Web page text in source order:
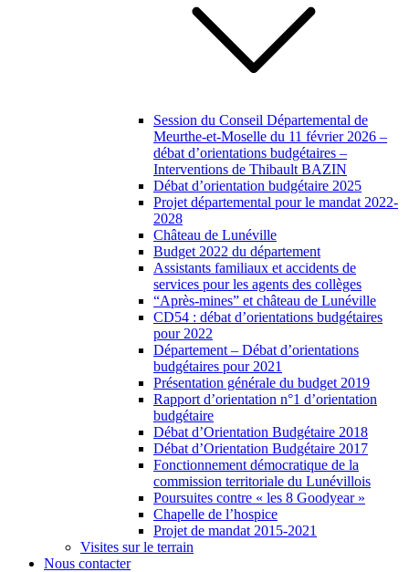
Session du Conseil Départemental de
Meurthe-et-Moselle du 11 février 2026 –
débat d’orientations budgétaires –
Interventions de Thibault BAZIN
Débat d’orientation budgétaire 2025
Projet départemental pour le mandat 2022-
2028
Château de Lunéville
Budget 2022 du département
Assistants familiaux et accidents de
services pour les agents des collèges
“Après-mines” et château de Lunéville
CD54 : débat d’orientations budgétaires
pour 2022
Département – Débat d’orientations
budgétaires pour 2021
Présentation générale du budget 2019
Rapport d’orientation n°1 d’orientation
budgétaire
Débat d’Orientation Budgétaire 2018
Débat d’Orientation Budgétaire 2017
Fonctionnement démocratique de la
commission territoriale du Lunévillois
Poursuites contre « les 8 Goodyear »
Chapelle de l’hospice
Projet de mandat 2015-2021
Visites sur le terrain
Nous contacter